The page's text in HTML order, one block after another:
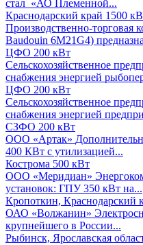
стал «АО Племенной...
Краснодарский край 1500
Производственно-торговая
Baudouin 6M21G4)
ЦФО 200 кВт
Сельскохозяйственное
снабжения энергией
ЦФО 200 кВт
Сельскохозяйственное
снабжения энергией
СЗФО 200 кВт
ООО «Артак»
400 КВт с утилизацией...
Кострома 500 кВт
ООО «Меридиан»
установок: ГПУ 350 кВт на...
Кропоткин, Краснодарский
ОАО «Волжанин»
крупнейшего в России...
Рыбинск, Ярославская